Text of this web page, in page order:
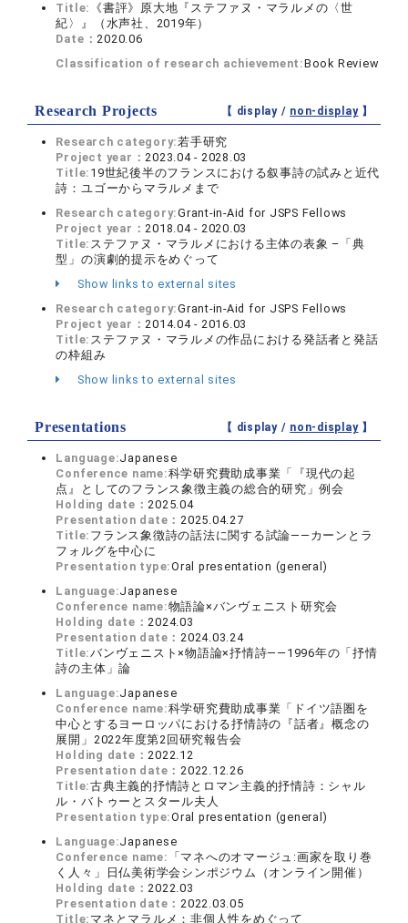
Title: 《書評》原大地『ステファヌ・マラルメの〈世
紀〉』（水声社、2019年）
Date：2020.06
Classification of research achievement:Book Review
Research Projects 【 display / non-display】
Research category:若手研究
Project year：2023.04 - 2028.03
Title: 19世紀後半のフランスにおける叙事詩の試みと近代
詩：ユゴーからマラルメまで
Research category:Grant-in-Aid for JSPS Fellows
Project year：2018.04 - 2020.03
Title: ステファヌ・マラルメにおける主体の表象 –「典
型」の演劇的提示をめぐって
Show links to external sites
Research category:Grant-in-Aid for JSPS Fellows
Project year：2014.04 - 2016.03
Title: ステファヌ・マラルメの作品における発話者と発話
の枠組み
Show links to external sites
Presentations 【 display / non-display】
Language:Japanese
Conference name:科学研究費助成事業「『現代の起
点』としてのフランス象徴主義の総合的研究」例会
Holding date：2025.04
Presentation date：2025.04.27
Title: フランス象徴詩の話法に関する試論——カーンとラ
フォルグを中心に
Presentation type:Oral presentation (general)
Language:Japanese
Conference name:物語論×バンヴェニスト研究会
Holding date：2024.03
Presentation date：2024.03.24
Title:バンヴェニスト×物語論×抒情詩——1996年の「抒情
詩の主体」論
Language:Japanese
Conference name:科学研究費助成事業「ドイツ語圏を
中心とするヨーロッパにおける抒情詩の『話者』概念の
展開」2022年度第2回研究報告会
Holding date：2022.12
Presentation date：2022.12.26
Title:古典主義的抒情詩とロマン主義的抒情詩：シャル
ル・バトゥーとスタール夫人
Presentation type:Oral presentation (general)
Language:Japanese
Conference name: 「マネへのオマージュ:画家を取り巻
く人々」日仏美術学会シンポジウム（オンライン開催）
Holding date：2022.03
Presentation date：2022.03.05
Title: マネとマラルメ：非個人性をめぐって